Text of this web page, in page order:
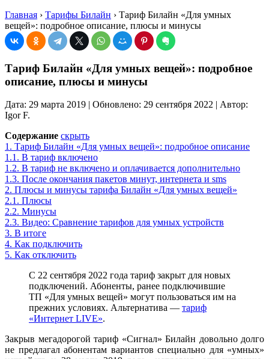
Главная › Тарифы Билайн › Тариф Билайн «Для умных
вещей»: подробное описание, плюсы и минусы
Тариф Билайн «Для умных вещей»: подробное
описание, плюсы и минусы
Дата: 29 марта 2019 | Обновлено: 29 сентября 2022 | Автор:
Igor F.
Содержание скрыть
1. Тариф Билайн «Для умных вещей»: подробное описание
1.1. В тариф включено
1.2. В тариф не включено и оплачивается дополнительно
1.3. После окончания пакетов минут, интернета и sms
2. Плюсы и минусы тарифа Билайн «Для умных вещей»
2.1. Плюсы
2.2. Минусы
2.3. Видео: Сравнение тарифов для умных устройств
3. В итоге
4. Как подключить
5. Как отключить
С 22 сентября 2022 года тариф закрыт для новых
подключений. Абоненты, ранее подключившие
ТП «Для умных вещей» могут пользоваться им на
прежних условиях. Альтернатива — тариф
«Интернет LIVE».
Закрыв мегадорогой тариф «Сигнал» Билайн довольно долго
не предлагал абонентам вариантов специально для «умных»